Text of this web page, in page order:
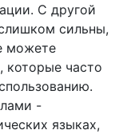
С другой
сильны,
можете
которые часто
-
языках,